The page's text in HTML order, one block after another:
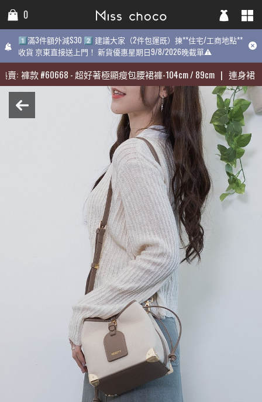
0
1️⃣滿3件額外減$30 2️⃣ 建議大家（2件包運既）揀**住宅/工商地點**
收貨 京東直接送上門！ 新貨優惠星期日9/8/2026晚截單⚠️
: 褲款#60668- 超好著極顯瘦包腰裙褲-104cm / 89cm | 連身裙#
0
1️⃣滿3件額外減$30 2️⃣ 建議大家（2件包運既）揀**住宅/工商地點**
收貨 京東直接送上門！ 新貨優惠星期日9/8/2026晚截單⚠️
: 褲款#60668- 超好著極顯瘦包腰裙褲-104cm / 89cm | 連身裙#
1️⃣滿3件額外減$30 2️⃣ 建議大家（2件包運既）揀**住宅/工商地點**
9/8/2026晚截單⚠️
期最熱賣: 褲款# 60668-超好著極顯瘦包腰裙褲-104cm / 89cm |